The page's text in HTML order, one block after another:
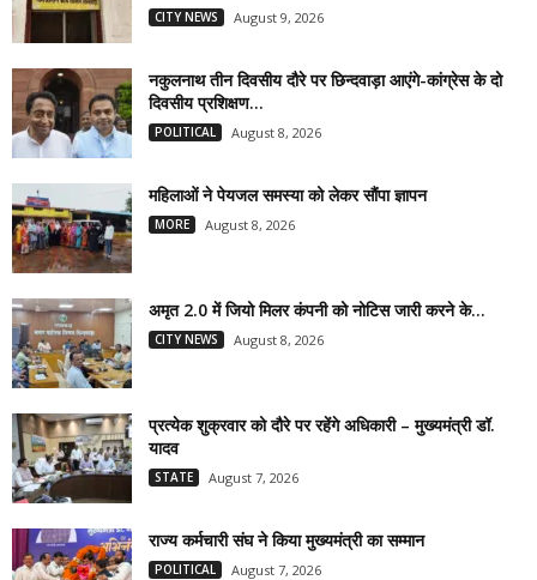
CITY NEWS August 9, 2026
नकुलनाथ तीन दिवसीय दौरे पर छिन्दवाड़ा आएंगे-कांग्रेस के दो
दिवसीय प्रशिक्षण...
POLITICAL August 8, 2026
महिलाओं ने पेयजल समस्या को लेकर सौंपा ज्ञापन
MORE August 8, 2026
अमृत 2.0 में जियो मिलर कंपनी को नोटिस जारी करने के...
CITY NEWS August 8, 2026
प्रत्येक शुक्रवार को दौरे पर रहेंगे अधिकारी – मुख्यमंत्री डॉ.
यादव
STATE August 7, 2026
राज्य कर्मचारी संघ ने किया मुख्यमंत्री का सम्मान
POLITICAL August 7, 2026